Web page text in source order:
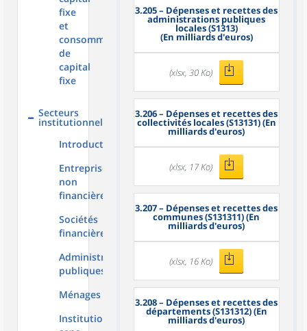
fixe
et
consommation
de
capital
fixe
Secteurs
institutionnels
Introduction
Entreprises
non
financières
Sociétés
financières
Administrations
publiques
Ménages
Institutions
3.205– Dépenses et recettes des
administrations publiques
locales (S1313)
(En milliards d'euros)
(xlsx, 30 Ko)
3.206– Dépenses et recettes des
collectivités locales (S13131) (En
milliards d'euros)
(xlsx, 17 Ko)
3.207– Dépenses et recettes des
communes (S131311) (En
milliards d'euros)
(xlsx, 16 Ko)
3.208– Dépenses et recettes des
départements (S131312) (En
milliards d'euros)